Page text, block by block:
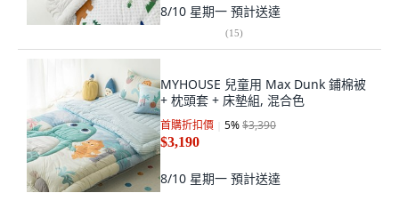
8/10 星期一 預計送達
(15)
MYHOUSE 兒童用 Max Dunk 鋪棉被
+ 枕頭套 + 床墊組, 混合色
首購折扣價 5%$3,390
$3,190
8/10 星期一 預計送達